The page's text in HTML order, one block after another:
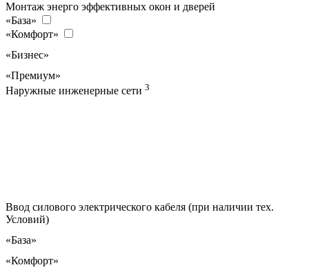
Монтаж энерго эффективных окон и дверей
«База»
«Комфорт»
«Бизнес»
«Премиум»
Наружные инженерные сети 3
Ввод силового электрического кабеля (при наличии тех.
Условий)
«База»
«Комфорт»